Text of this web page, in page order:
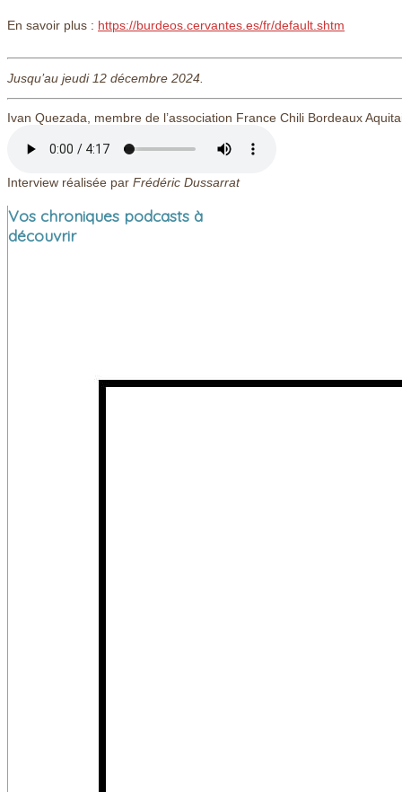
En savoir plus : https://burdeos.cervantes.es/fr/default.shtm
Jusqu’au jeudi 12 décembre 2024.
Ivan Quezada, membre de l’association France Chili Bordeaux
Interview réalisée par Frédéric Dussarrat
Vos chroniques podcasts à
découvrir